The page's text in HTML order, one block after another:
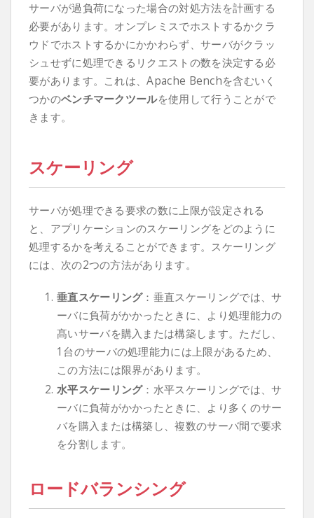
サーバが過負荷になった場合の対処方法を計画する
必要があります。オンプレミスでホストするかクラ
ウドでホストするかにかかわらず、サーバがクラッ
シュせずに処理できるリクエストの数を決定する必
要があります。これは、Apache Benchを含むいく
つかのベンチマークツールを使用して行うことがで
きます。
スケーリング
サーバが処理できる要求の数に上限が設定される
と、アプリケーションのスケーリングをどのように
処理するかを考えることができます。スケーリング
には、次の2つの方法があります。
垂直スケーリング：垂直スケーリングでは、サ
ーバに負荷がかかったときに、より処理能力の
髙いサーバを購入または構築します。ただし、
1台のサーバの処理能力には上限があるため、
この方法には限界があります。
水平スケーリング：水平スケーリングでは、サ
ーバに負荷がかかったときに、より多くのサー
バを購入または構築し、複数のサーバ間で要求
を分割します。
ロードバランシング